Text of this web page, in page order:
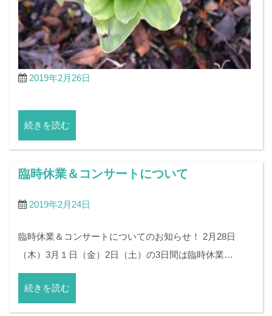
2019年2月26日
続きを読む
臨時休業＆コンサートについて
2019年2月24日
臨時休業＆コンサートについてのお知らせ！ 2月28日
（木）3月１日（金）2日（土）の3日間は臨時休業…
続きを読む